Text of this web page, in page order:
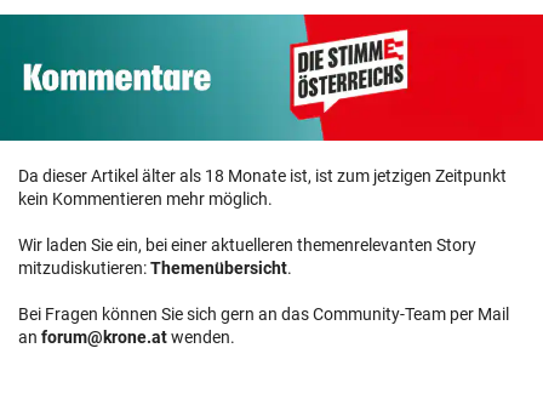
Da dieser Artikel älter als 18 Monate ist, ist zum jetzigen Zeitpunkt
kein Kommentieren mehr möglich.
Wir laden Sie ein, bei einer aktuelleren themenrelevanten Story
mitzudiskutieren:Themenübersicht.
Bei Fragen können Sie sich gern an das Community-Team per Mail
an forum@krone.atwenden.